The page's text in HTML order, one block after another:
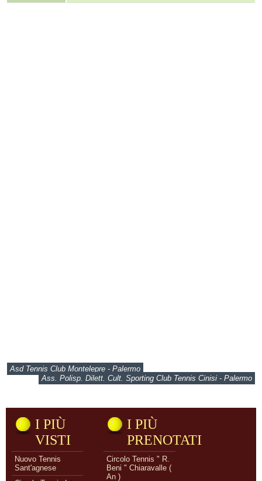
Asd Tennis Club Montelepre - Palermo
Ass. Polisp. Dilett. Cult. Sporting Club Tennis Cinisi - Palermo
I PIÙ
VISTI
Nuovo Tennis
Sant'agnese
I PIÙ
PRENOTATI
Circolo Tennis " R.
Beni " Chiaravalle (
An )